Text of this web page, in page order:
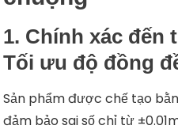
1. Chính xác đến
Tối ưu độ đồng
Sản phẩm được chế tạo
đảm bảo sai số chỉ từ